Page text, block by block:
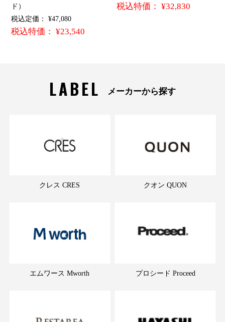
ド）
税込定価： ¥47,080
税込特価： ¥23,540
税込特価： ¥32,830
LABEL メーカーから探す
クレス CRES クオン QUON
エムワース Mworth プロシード Proceed